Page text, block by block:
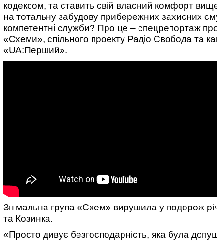
кодексом, та ставить свій власний комфорт
на тотальну забудову прибережних захисних
компетентні служби? Про це – спецрепортаж
«Схеми», спільного проекту Радіо Свобода та
«UA:Перший».
Знімальна група «Схем» вирушила у подорож
та Козинка.
«Просто дивує безгосподарність, яка була